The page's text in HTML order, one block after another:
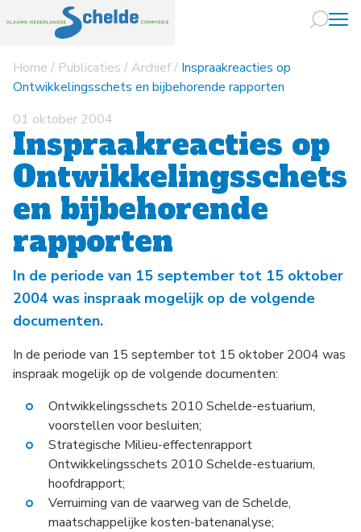
Naar
Home / Publicaties /Archief/ Inspraakreacties op
Ontwikkelingsschets en bijbehorende rapporten
01 oktober 2004
Inspraakreacties op
Ontwikkelingsschets
en bijbehorende
rapporten
In de periode van 15 september tot 15 oktober
2004 was inspraak mogelijk op de volgende
documenten.
In de periode van 15 september tot 15 oktober 2004 was
inspraak mogelijk op de volgende documenten:
Ontwikkelingsschets 2010 Schelde-estuarium,
voorstellen voor besluiten;
Strategische Milieu-effectenrapport
Ontwikkelingsschets 2010 Schelde-estuarium,
hoofdrapport;
Verruiming van de vaarweg van de Schelde,
maatschappelijke kosten-batenanalyse;